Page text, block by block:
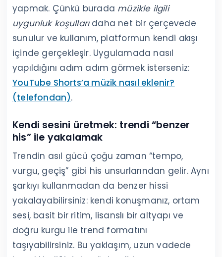
yapmak. Çünkü burada müzikle ilgili
uygunluk koşullarıdaha net bir çerçevede
sunulur ve kullanım, platformun kendi akışı
içinde gerçekleşir. Uygulamada nasıl
yapıldığını adım adım görmek isterseniz:
YouTube Shorts’a müzik nasıl eklenir?
(telefondan).
Kendi sesini üretmek: trendi “benzer
his” ile yakalamak
Trendin asıl gücü çoğu zaman “tempo,
vurgu, geçiş” gibi his unsurlarından gelir. Aynı
şarkıyı kullanmadan da benzer hissi
yakalayabilirsiniz: kendi konuşmanız, ortam
sesi, basit bir ritim, lisanslı bir altyapı ve
doğru kurgu ile trend formatını
taşıyabilirsiniz. Bu yaklaşım, uzun vadede